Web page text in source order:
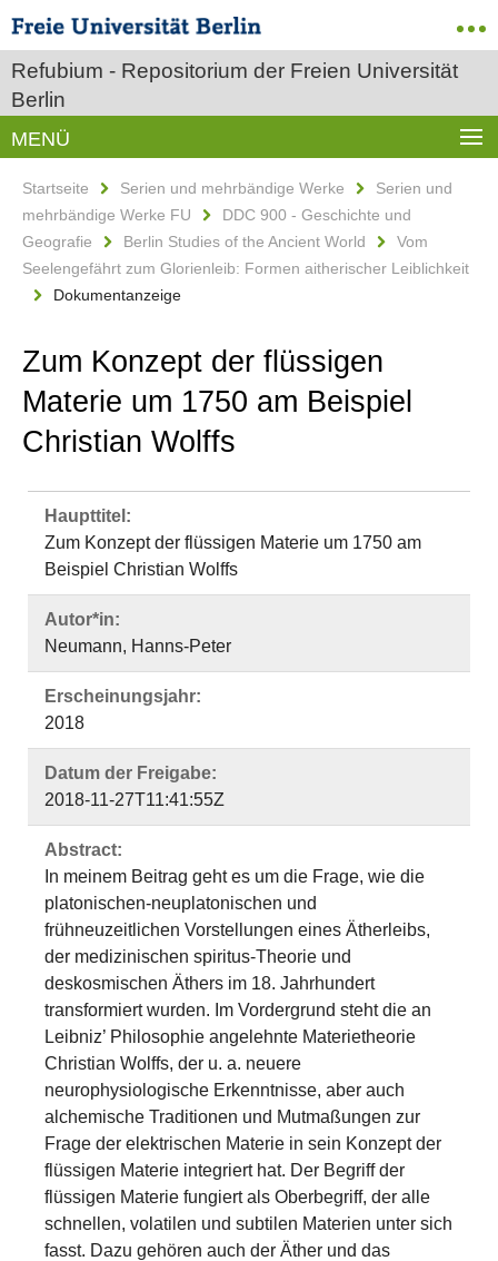
Refubium - Repositorium der Freien Universität
Berlin
MENÜ
Startseite Serien und mehrbändige Werke
Serien und
mehrbändige Werke FU
DDC 900 - Geschichte und
Geografie
Berlin Studies of the Ancient World
Vom
Seelengefährt zum Glorienleib: Formen aitherischer Leiblichkeit
Dokumentanzeige
Zum Konzept der flüssigen
Materie um 1750 am Beispiel
Christian Wolffs
Haupttitel:
Zum Konzept der flüssigen Materie um 1750 am
Beispiel Christian Wolffs
Autor*in:
Neumann, Hanns-Peter
Erscheinungsjahr:
2018
Datum der Freigabe:
2018-11-27T11:41:55Z
Abstract:
In meinem Beitrag geht es um die Frage, wie die
platonischen-neuplatonischen und
frühneuzeitlichen Vorstellungen eines Ätherleibs,
der medizinischen spiritus-Theorie und
deskosmischen Äthers im 18. Jahrhundert
transformiert wurden. Im Vordergrund steht die an
Leibniz’ Philosophie angelehnte Materietheorie
Christian Wolffs, der u. a. neuere
neurophysiologische Erkenntnisse, aber auch
alchemische Traditionen und Mutmaßungen zur
Frage der elektrischen Materie in sein Konzept der
flüssigen Materie integriert hat. Der Begriff der
flüssigen Materie fungiert als Oberbegriff, der alle
schnellen, volatilen und subtilen Materien unter sich
fasst. Dazu gehören auch der Äther und das